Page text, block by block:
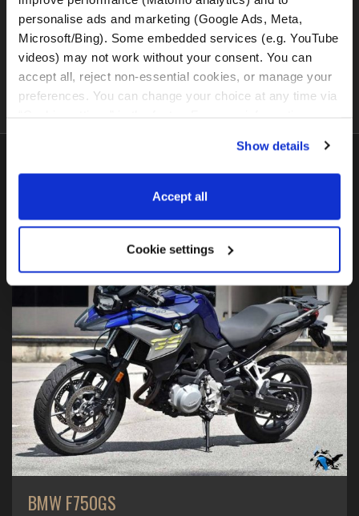
personalise ads and marketing (Google Ads, Meta,
Microsoft/Bing). Some embedded services (e.g. YouTube
videos) may not work without your consent. You can
accept all, reject non-essential cookies, or manage your
preferences. You can change your choice at any time via
Show details
Accept all
Cookie settings
Detalji najma motocikla
motocikli
BMW F750GS